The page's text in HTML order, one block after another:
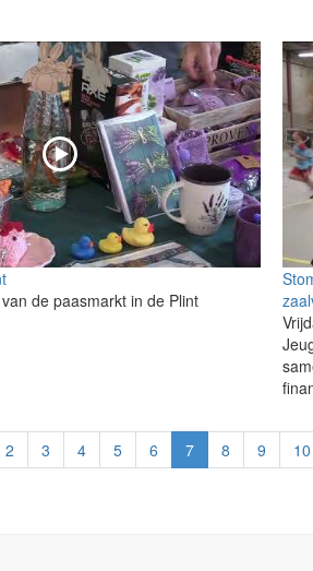
de paasmarkt in de Plint
2 3 4 5 6 7 8 9 10